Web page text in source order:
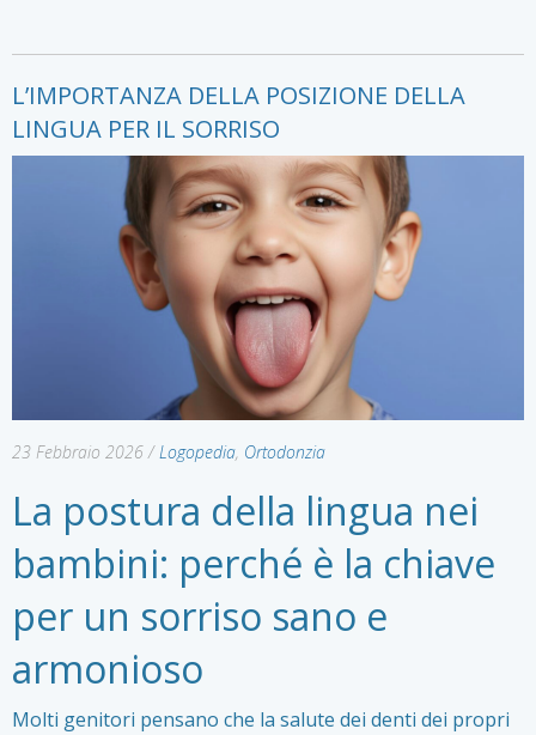
L’IMPORTANZA DELLA POSIZIONE DELLA
LINGUA PER IL SORRISO
23 Febbraio 2026/Logopedia, Ortodonzia
La postura della lingua nei
bambini: perché è la chiave
per un sorriso sano e
armonioso
Molti genitori pensano che la salute dei denti dei propri